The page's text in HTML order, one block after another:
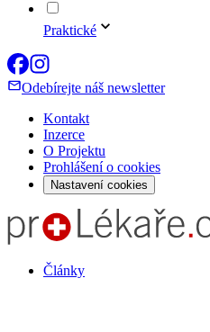
Praktické
Odebírejte náš newsletter
Kontakt
Inzerce
O Projektu
Prohlášení o cookies
Nastavení cookies
Články